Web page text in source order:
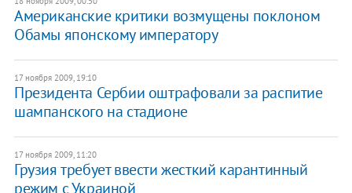
Американские критики возмущены поклоном
Обамы японскому императору
17 ноября 2009, 19:10
Президента Сербии оштрафовали за распитие
шампанского на стадионе
17 ноября 2009, 11:20
Грузия требует ввести жесткий карантинный
режим с Украиной